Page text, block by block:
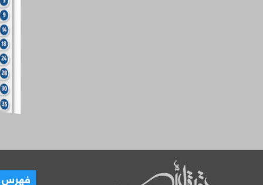
فهرس